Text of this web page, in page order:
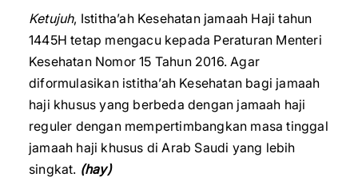
Ketujuh, Istitha’ah Kesehatan jamaah Haji tahun
1445H tetap mengacu kepada Peraturan Menteri
Kesehatan Nomor 15 Tahun 2016. Agar
diformulasikan istitha’ah Kesehatan bagi jamaah
haji khusus yang berbeda dengan jamaah haji
reguler dengan mempertimbangkan masa tinggal
jamaah haji khusus di Arab Saudi yang lebih
singkat. (hay)